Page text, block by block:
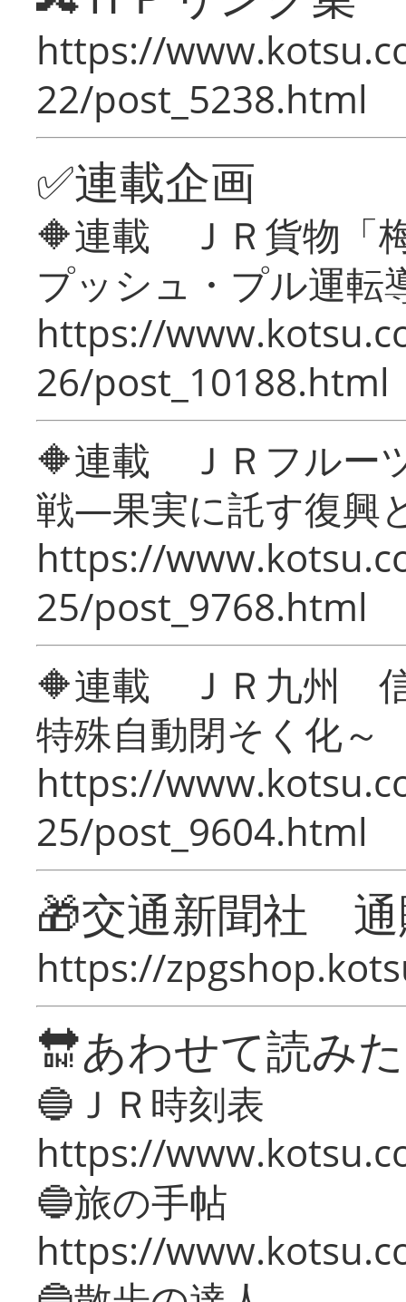
https://
22/post_5238.html
✅連載企画
🔶連載 ＪＲ貨物「
プッシュ・プル運転
https://
26/post_10188.html
🔶連載 ＪＲフルー
戦―果実に託す復興
https://
25/post_9768.html
🔶連載 ＪＲ九州 信
特殊自動閉そく化～
https://
25/post_9604.html
🎁交通新聞社
https://
🔛あわせて読み
🔵ＪＲ時刻表
https://
🔵旅の手帖
https://